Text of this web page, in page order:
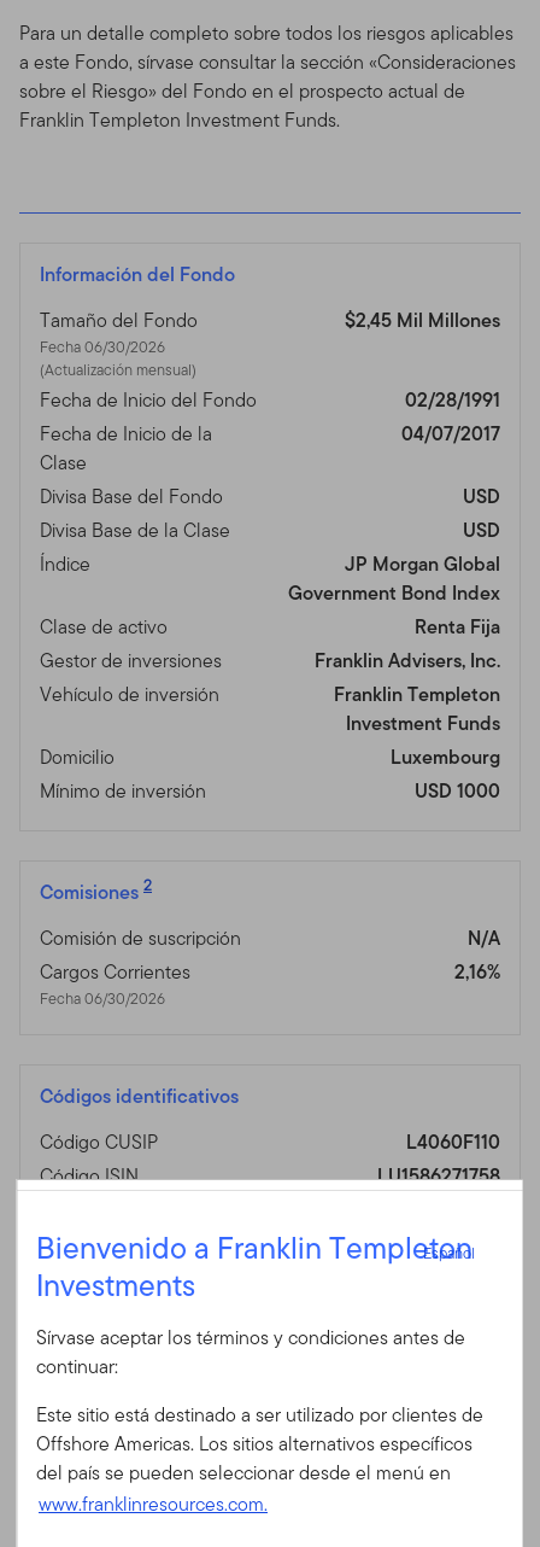
Iniciar sesión
ID de usuario
Contraseña
Para un detalle completo sobre todos los riesgos aplicables
a este Fondo, sírvase consultar la sección «Consideraciones
sobre el Riesgo» del Fondo en el prospecto actual de
Franklin Templeton Investment Funds.
Información del Fondo
Tamaño del Fondo
Fecha 06/30/2026
(Actualización mensual)
$2,45 Mil Millones
Fecha de Inicio del Fondo
02/28/1991
Fecha de Inicio de la
Clase
04/07/2017
Divisa Base del Fondo
USD
Divisa Base de la Clase
USD
Índice
JP Morgan Global
Government Bond Index
Clase de activo
Renta Fija
Gestor de inversiones
Franklin Advisers, Inc.
Vehículo de inversión
Franklin Templeton
Investment Funds
Domicilio
Luxembourg
Mínimo de inversión
USD 1000
Comisiones 2
Comisión de suscripción
N/A
Cargos Corrientes
Fecha 06/30/2026
2,16%
Códigos identificativos
Código CUSIP
L4060F110
Código ISIN
LU1586271758
Código SEDOL
BD5P6V3
Código Fondo
Gestor del fondo
Michael Hasenstab, Ph.D
Gestiona el fondo desde 2002
Bienvenido a Franklin Templeton
Investments
Español
Sírvase aceptar los términos y condiciones antes de
continuar:
Este sitio está destinado a ser utilizado por clientes de
Offshore Americas. Los sitios alternativos específicos
del país se pueden seleccionar desde el menú en
www.franklinresources.com.